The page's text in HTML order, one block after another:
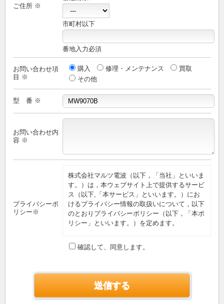
ご住所 ※
市町村以下
番地入力必須
お問い合わせ項
目 ※
購入 修理・メンテナンス
買取
その他
型 番 ※
お問い合わせ内
容 ※
プライバシーポ
リシー※
株式会社マルツ電波（以下，「当社」といいま
す。）は，本ウェブサイト上で提供するサービ
ス（以下,「本サービス」といいます。）にお
けるプライバシー情報の取扱いについて，以下
のとおりプライバシーポリシー（以下，「本ポ
リシー」といいます。）を定めます。
第1条（プライバシー情報）
プライバシー情報のうち「個人情報」とは，個
し，生存する個人に関する情報であって，当該
情報に含まれる氏名，生年月日，住所，電話番
号，連絡先その他の記述等により特定の個人を
識別できる情報を指します。
確認して、同意します。